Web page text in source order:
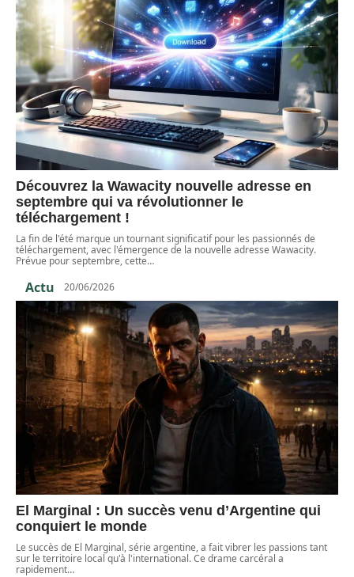
Découvrez la Wawacity nouvelle adresse en
septembre qui va révolutionner le
téléchargement !
La fin de l'été marque un tournant significatif pour les passionnés de
téléchargement, avec l'émergence de la nouvelle adresse Wawacity.
Prévue pour septembre, cette…
Actu 20/06/2026
El Marginal : Un succès venu d’Argentine qui
conquiert le monde
Le succès de El Marginal, série argentine, a fait vibrer les passions tant
sur le territoire local qu'à l'international. Ce drame carcéral a
rapidement…